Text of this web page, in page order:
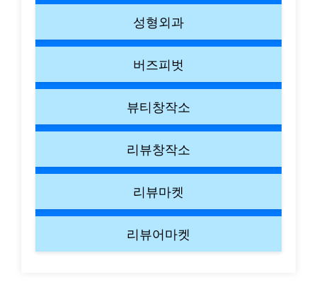
성형외과
버즈피벗
뷰티창작소
리뷰창작소
리뷰마켓
리뷰어마켓